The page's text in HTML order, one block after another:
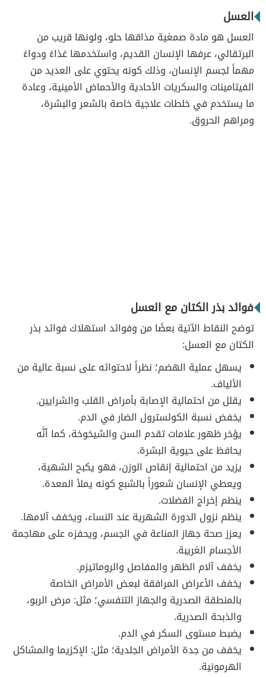
العسل
العسل هو مادة صمغية مذاقها حلو، ولونها قريب من
البرتقالي، عرفها الإنسان القديم، واستخدمها غذاءً ودواءً
مهماً لجسم الإنسان، وذلك كونه يحتوي على العديد من
الفيتامينات والسكريات الأحادية والأحماض الأمينية، وعادة
ما يستخدم في خلطات علاجية خاصة بالشعر والبشرة،
ومراهم الحروق.
فوائد بذر الكتان مع العسل
توضح النقاط الآتية بعضًا من وفوائد استهلاك فوائد بذر
الكتان مع العسل:
يسهل عملية الهضم؛ نظراً لاحتوائه على نسبة عالية من
الألياف.
يقلل من احتمالية الإصابة بأمراض القلب والشرايين.
يخفض نسبة الكولسترول الضار في الدم.
يؤخر ظهور علامات تقدم السن والشيخوخة، كما أنَّه
يحافظ على حيوية البشرة.
يزيد من احتمالية إنقاص الوزن، فهو يكبح الشهية،
ويعطي الإنسان شعوراً بالشبع كونه يملأ المعدة.
ينظم إخراج الفضلات.
ينظم نزول الدورة الشهرية عند النساء، ويخفف آلامها.
يعزز صحة جهاز المناعة في الجسم، ويحفزه على مهاجمة
الأجسام الغريبة.
يخفف آلام الظهر والمفاصل والروماتيزم.
يخفف الأعراض المرافقة لبعض الأمراض الخاصة
بالمنطقة الصدرية والجهاز التنفسي؛ مثل: مرض الربو،
والذبحة الصدرية.
يضبط مستوى السكر في الدم.
يخفف من حِدة الأمراض الجلدية؛ مثل: الإكزيما والمشاكل
الهرمونية.